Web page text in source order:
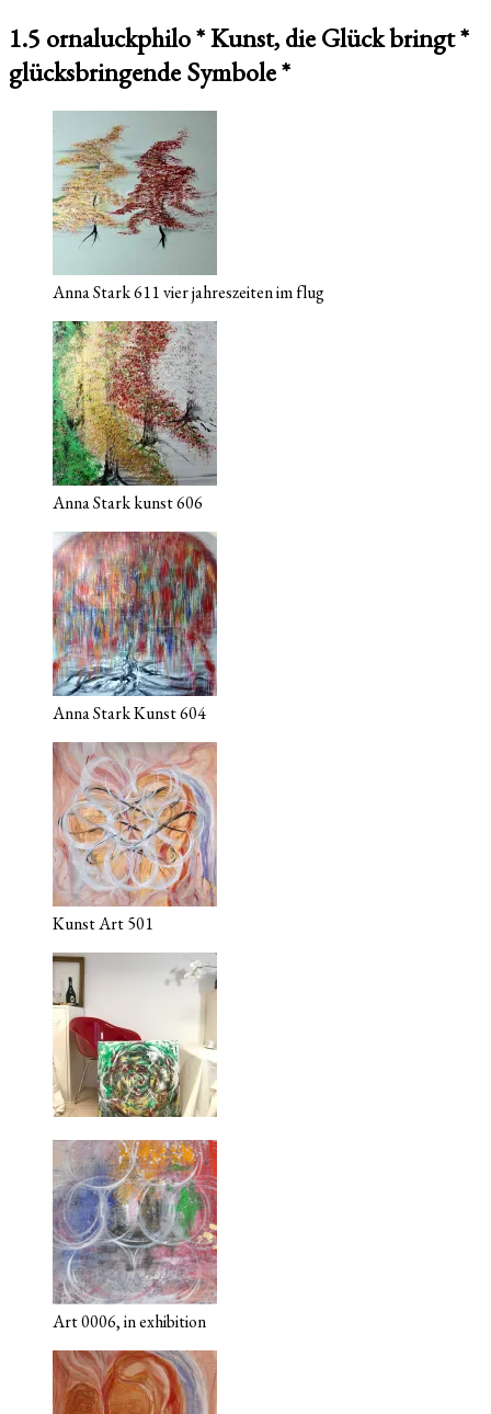
1.5 ornaluckphilo * Kunst, die Glück bringt *
glücksbringende Symbole *
Anna Stark 611 vier jahreszeiten im flug
Anna Stark kunst 606
Anna Stark Kunst 604
Kunst Art 501
Art 0006, in exhibition